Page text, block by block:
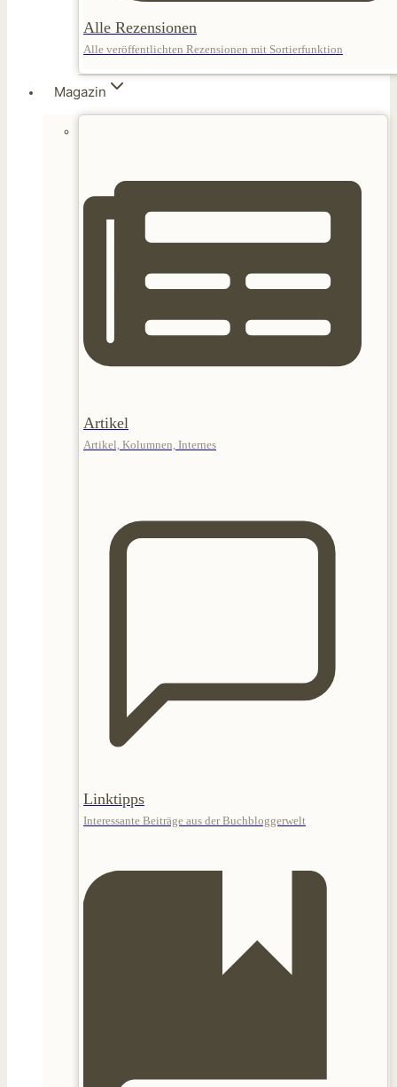
Alle Rezensionen
Alle veröffentlichten Rezensionen mit Sortierfunktion
Magazin
Artikel
Artikel, Kolumnen, Internes
Linktipps
Interessante Beiträge aus der Buchbloggerwelt